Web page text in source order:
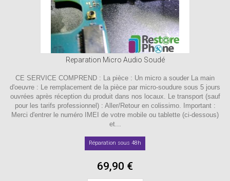
Reparation Micro Audio Soudé
CE SERVICE COMPREND : La pièce : Un micro a souder La main
d'oeuvre : Le remplacement de la pièce par micro-soudure sous 5 jours
ouvrées après réception du produit dans nos locaux. Le transport (sauf
pour les tarifs professionnel) : Aller/Retour en colissimo. Important :
Merci d'entrer le numéro IMEI de votre mobile ou tablette (ci-dessous)
et...
Réparation sous 48h
69,90 €